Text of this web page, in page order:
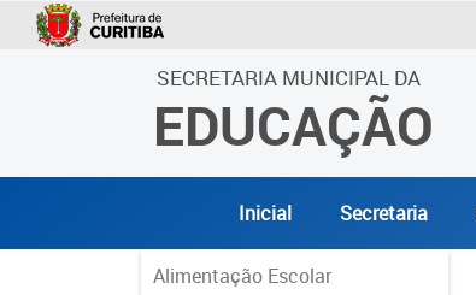
SECRETARIA MUNICIPAL DA
EDUCAÇÃO
Inicial Secretaria
Alimentação Escolar